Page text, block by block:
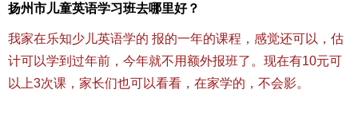
扬州市儿童英语学习班去哪里好？
我家在乐知少儿英语学的 报的一年的课程，感觉还可以，估
计可以学到过年前，今年就不用额外报班了。现在有10元可
以上3次课，家长们也可以看看，在家学的，不会影。